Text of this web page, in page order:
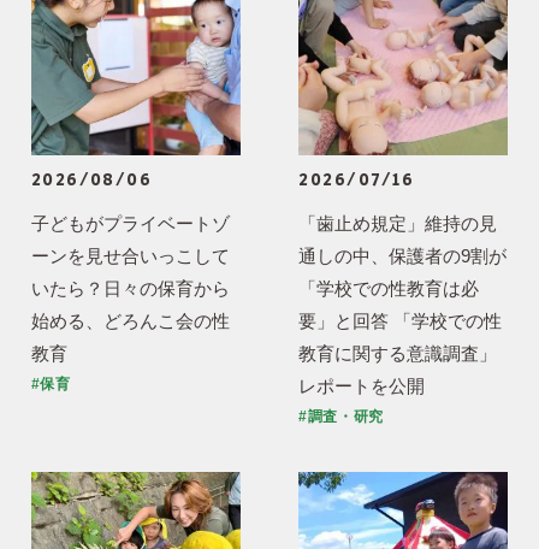
2026/08/06
子どもがプライベートゾ
ーンを見せ合いっこして
いたら？日々の保育から
始める、どろんこ会の性
教育
#保育
2026/07/16
「歯止め規定」維持の見
通しの中、保護者の9割が
「学校での性教育は必
要」と回答 「学校での性
教育に関する意識調査」
レポートを公開
#調査・研究